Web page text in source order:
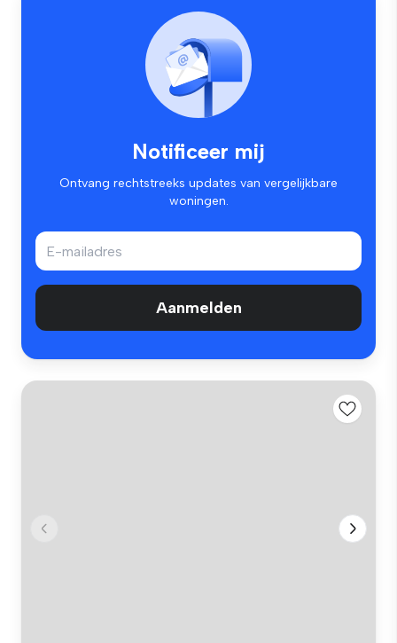
Notificeer mij
Ontvang rechtstreeks updates van vergelijkbare
woningen.
Aanmelden